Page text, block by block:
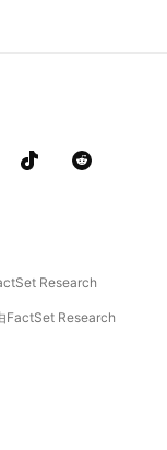
Research
FactSet Research